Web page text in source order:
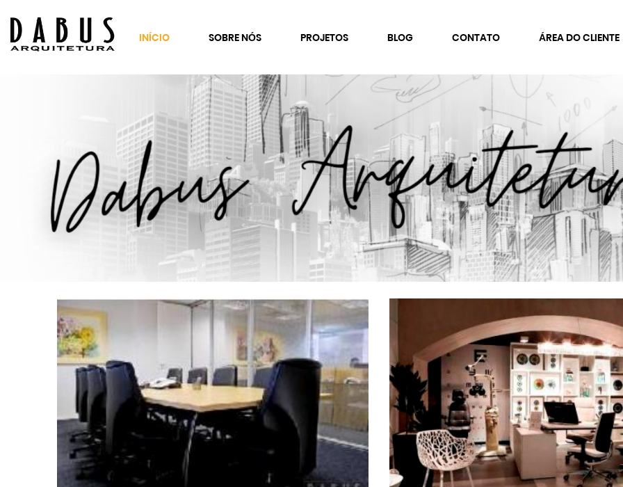
INÍCIO SOBRE NÓS PROJETOS
SEGMENTOS DE ATUAÇÃO
Corporativo
Escolas e Universidades
Clínicas e Consultórioss
Comercial
Franquias
Residencial
Comunicação Visual
Gerenciamento de Obra
BLOG CONTATO
FALE CONOSCO
Faça um Orçamento
Trabalhe Conosco
ÁREA DO CLIENTE